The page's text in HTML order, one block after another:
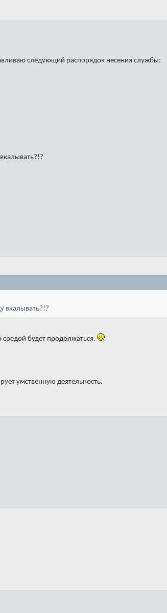
следующий распорядок несения службы:
вкалывать?!?
средой будет продолжаться.
умственную деятельность.